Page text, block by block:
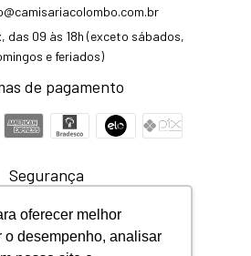
oferecer melhor
o desempenho, analisar
das 09 às 18h (exceto sábados,
e feriados)
de pagamento
Segurança